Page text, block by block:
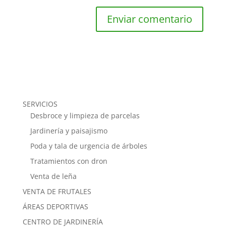
SERVICIOS
Desbroce y limpieza de parcelas
Jardinería y paisajismo
Poda y tala de urgencia de árboles
Tratamientos con dron
Venta de leña
VENTA DE FRUTALES
ÁREAS DEPORTIVAS
CENTRO DE JARDINERÍA